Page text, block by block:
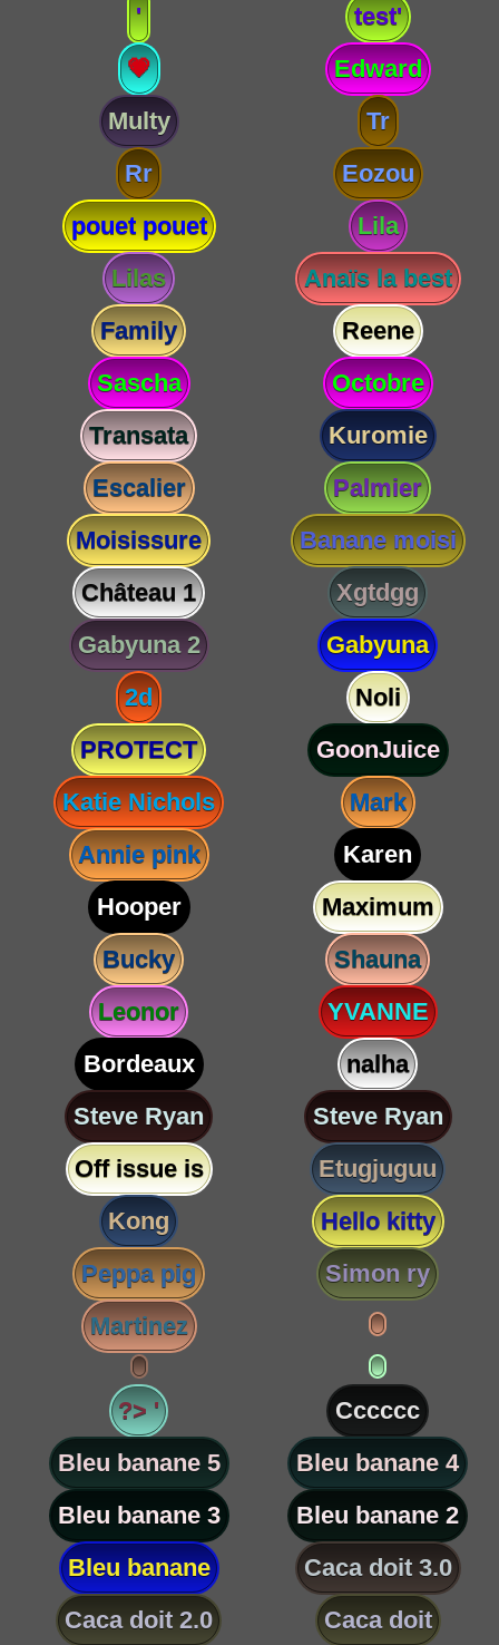
'
test'
💗
Edward
Multy
Tr
Rr
Eozou
pouet pouet
Lila
Lilas
Anaïs la best
Family
Reene
Sascha
Octobre
Transata
Kuromie
Escalier
Palmier
Moisissure
Banane moisi
Château 1
Xgtdgg
Gabyuna 2
Gabyuna
2d
Noli
PROTECT
GoonJuice
Katie Nichols
Mark
Annie pink
Karen
Hooper
Maximum
Bucky
Shauna
Leonor
YVANNE
Bordeaux
nalha
Steve Ryan
Steve Ryan
Off issue is
Etugjuguu
Kong
Hello kitty
Peppa pig
Simon ry
Martinez
?> '
Cccccc
Bleu banane 5
Bleu banane 4
Bleu banane 3
Bleu banane 2
Bleu banane
Caca doit 3.0
Caca doit 2.0
Caca doit